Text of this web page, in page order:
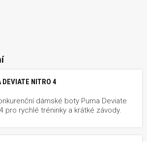
DEVIATE NITRO 4
dámské boty Puma Deviate
pro rychlé tréninky a krátké závody.